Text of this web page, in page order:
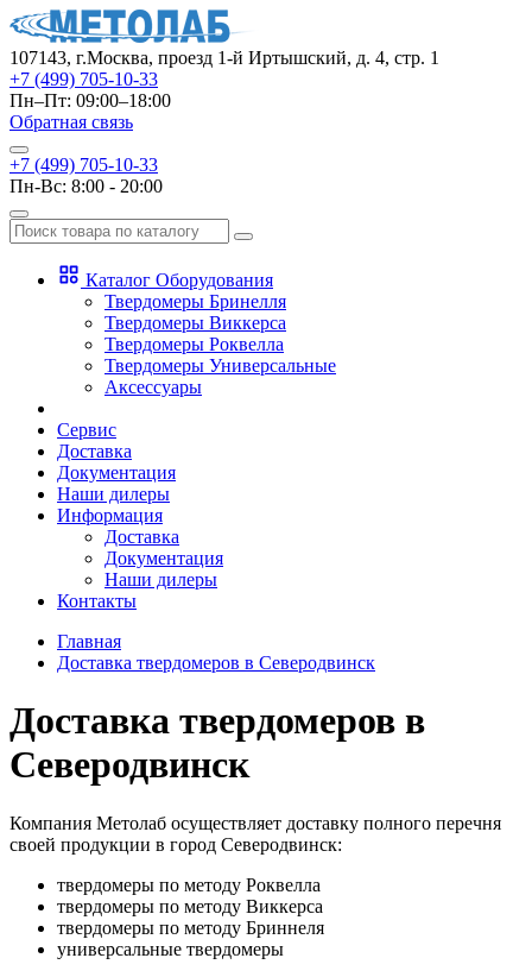
107143, г.Москва, проезд 1-й Иртышский, д. 4, стр. 1
+7 (499) 705-10-33
Пн–Пт: 09:00–18:00
Обратная связь
+7 (499) 705-10-33
Пн-Вс: 8:00 - 20:00
Каталог Оборудования
Твердомеры Бринелля
Твердомеры Виккерса
Твердомеры Роквелла
Твердомеры Универсальные
Аксессуары
Сервис
Доставка
Документация
Наши дилеры
Информация
Доставка
Документация
Наши дилеры
Контакты
Главная
Доставка твердомеров в Северодвинск
Доставка твердомеров в
Северодвинск
Компания Метолаб осуществляет доставку полного перечня
своей продукции в город Северодвинск:
твердомеры по методу Роквелла
твердомеры по методу Виккерса
твердомеры по методу Бриннеля
универсальные твердомеры